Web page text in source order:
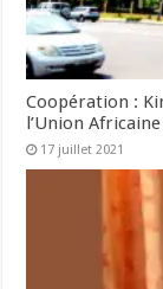
Coopération :
l’Union
17 juillet 2021